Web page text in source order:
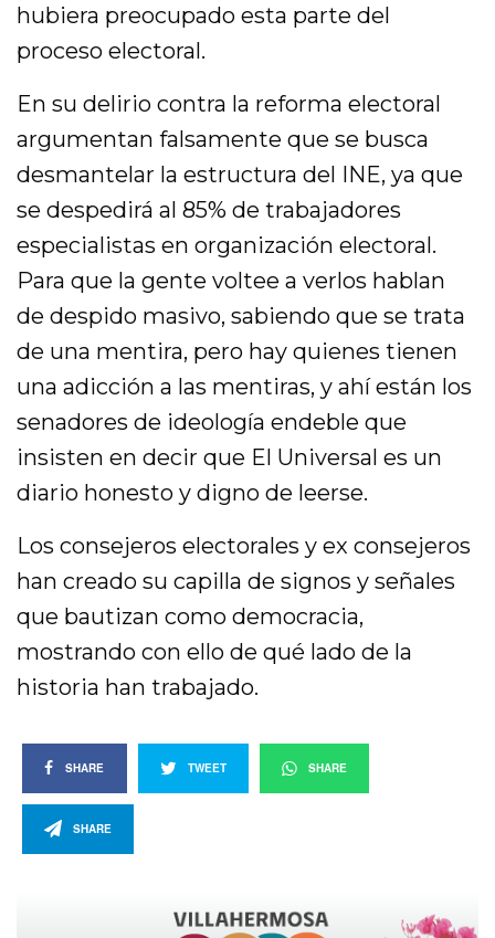
hubiera preocupado esta parte del
proceso electoral.
En su delirio contra la reforma electoral
argumentan falsamente que se busca
desmantelar la estructura del INE, ya que
se despedirá al 85% de trabajadores
especialistas en organización electoral.
Para que la gente voltee a verlos hablan
de despido masivo, sabiendo que se trata
de una mentira, pero hay quienes tienen
una adicción a las mentiras, y ahí están los
senadores de ideología endeble que
insisten en decir que El Universal es un
diario honesto y digno de leerse.
Los consejeros electorales y ex consejeros
han creado su capilla de signos y señales
que bautizan como democracia,
mostrando con ello de qué lado de la
historia han trabajado.
SHARE TWEET SHARE
SHARE